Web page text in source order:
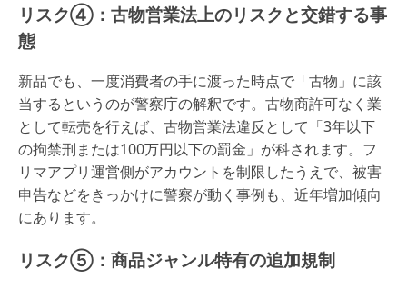
リスク④：古物営業法上のリスクと交錯する事
態
新品でも、一度消費者の手に渡った時点で「古物」に該
当するというのが警察庁の解釈です。古物商許可なく業
として転売を行えば、古物営業法違反として「3年以下
の拘禁刑または100万円以下の罰金」が科されます。フ
リマアプリ運営側がアカウントを制限したうえで、被害
申告などをきっかけに警察が動く事例も、近年増加傾向
にあります。
リスク⑤：商品ジャンル特有の追加規制